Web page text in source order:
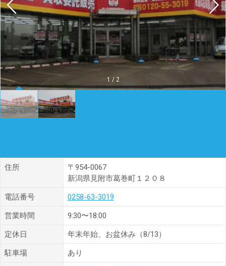
1 / 2
住所
〒954-0067
新潟県見附市葛巻町１２０８
電話番号 0258-63-3019
営業時間 9:30〜18:00
定休日 年末年始、お盆休み（8/13）
駐車場 あり